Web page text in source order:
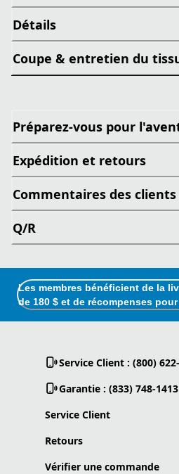
Détails
Coupe & entretien du
Préparez-vous pour
Expédition et retours
Commentaires des clients
Q/R
Les membres bénéficient de la
de 180 $ et de récompenses
Service Client : (800)
Garantie : (833) 748-1413
Service Client
Retours
Vérifier une commande